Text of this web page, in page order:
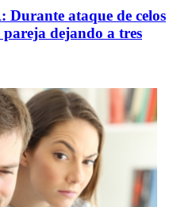
ataque de celos
pareja dejando a tres